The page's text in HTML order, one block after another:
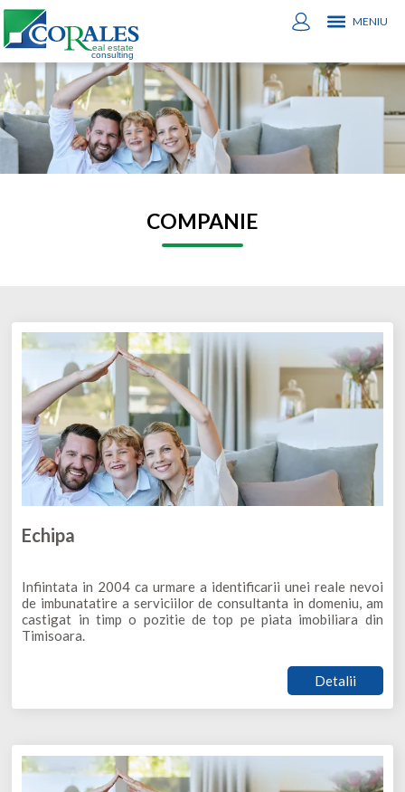
MENIU
COMPANIE
Echipa
Infiintata in 2004 ca urmare a identificarii unei reale nevoi
de imbunatatire a serviciilor de consultanta in domeniu, am
castigat in timp o pozitie de top pe piata imobiliara din
Timisoara.
Detalii